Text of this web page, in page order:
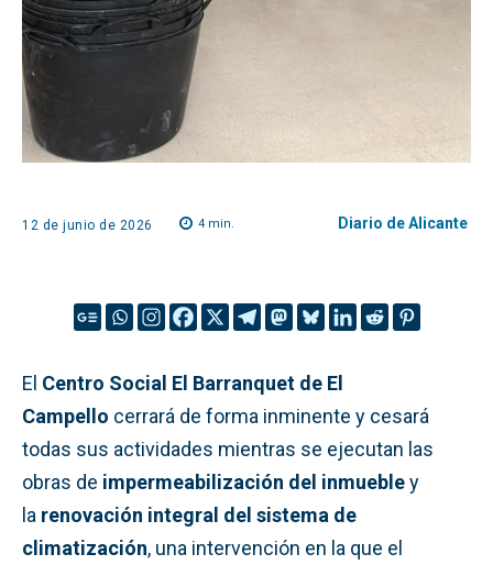
12 de junio de 2026 4min. Diario de Alicante
El Centro Social El Barranquet de El
Campello cerrará de forma inminente y cesará
todas sus actividades mientras se ejecutan las
obras de impermeabilización del inmuebley
la renovación integral del sistema de
climatización, una intervención en la que el